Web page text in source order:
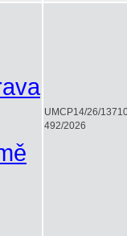
UMCP14/26/
492/2026